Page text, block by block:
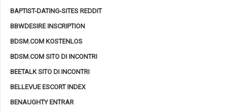
BAPTIST-DATING-SITES REDDIT
BBWDESIRE INSCRIPTION
BDSM.COM KOSTENLOS
BDSM.COM SITO DI INCONTRI
BEETALK SITO DI INCONTRI
BELLEVUE ESCORT INDEX
BENAUGHTY ENTRAR